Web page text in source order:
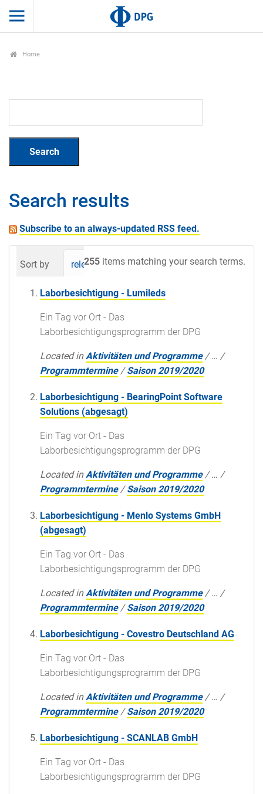
Home
Search results
Subscribe to an always-updated RSS feed.
255 items matching your search terms.
Sort by relevance date (newest first)
Laborbesichtigung - Lumileds
Ein Tag vor Ort - Das
Laborbesichtigungsprogramm der DPG
Located in Aktivitäten und Programme /… /
Programmtermine /Saison 2019/2020
Laborbesichtigung - BearingPoint Software
Solutions (abgesagt)
Ein Tag vor Ort - Das
Laborbesichtigungsprogramm der DPG
Located in Aktivitäten und Programme /… /
Programmtermine /Saison 2019/2020
Laborbesichtigung - Menlo Systems GmbH
(abgesagt)
Ein Tag vor Ort - Das
Laborbesichtigungsprogramm der DPG
Located in Aktivitäten und Programme /… /
Programmtermine /Saison 2019/2020
Laborbesichtigung - Covestro Deutschland AG
Ein Tag vor Ort - Das
Laborbesichtigungsprogramm der DPG
Located in Aktivitäten und Programme /… /
Programmtermine /Saison 2019/2020
Laborbesichtigung - SCANLAB GmbH
Ein Tag vor Ort - Das
Laborbesichtigungsprogramm der DPG